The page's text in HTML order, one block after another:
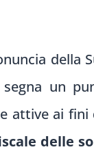
della
segna un
attive ai
delle